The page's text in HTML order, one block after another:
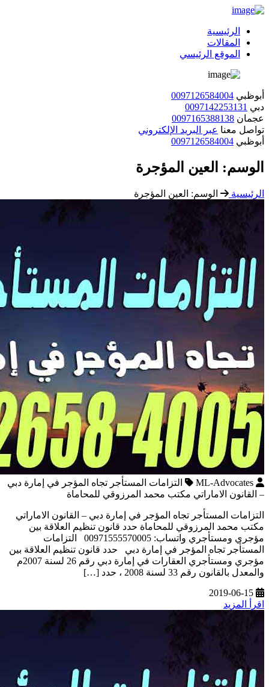
الرئيسية
المقالات
الموقع الرئيسي
أبوظبي 0097126584004
دبي 0097142253131
عجمان 0097165388138
تواصل معنا عبر البريد الإلكتروني
أبوظبي 0097126584004
الوسم: العين المؤجرة
الرئيسية الوسم: العين المؤجرة
ML-Advocates
التزامات المستأجر تجاه المؤجر في إمارة دبي
– القانون الاماراتي مكتب محمد المرزوقي للمحاماة
التزامات المستأجر تجاه المؤجر في إمارة دبي – القانون الاماراتي
مكتب محمد المرزوقي للمحاماة حدد قانون تنظيم العلاقة بين
مؤجري ومستأجري واتساب: 00971555570005 التزامات
المستأجر تجاه المؤجر في إمارة دبي حدد قانون تنظيم العلاقة بين
مؤجري ومستأجري العقارات في إمارة دبي رقم 26 لسنة 2007م
والمعدل بالقانون رقم 33 لسنة 2008 ، حدد […]
2019-06-15
اقرأ المزيد